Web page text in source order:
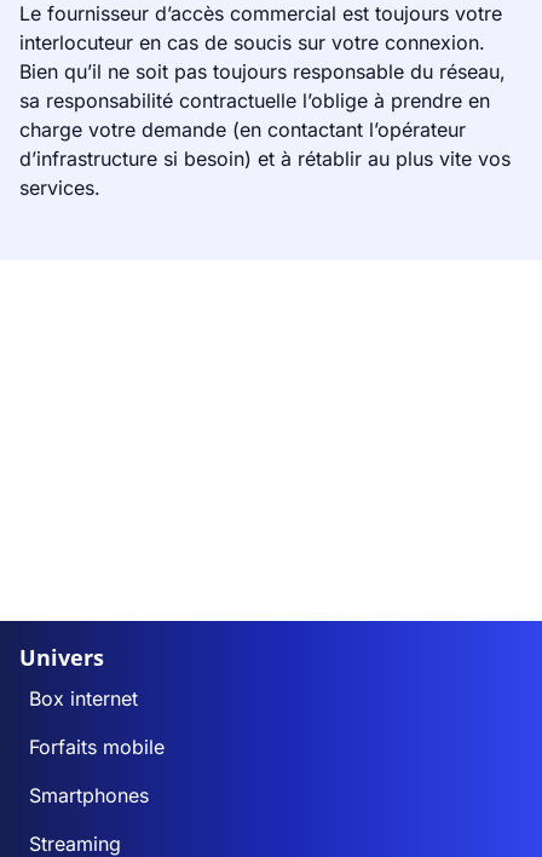
Le fournisseur d’accès commercial est toujours votre
interlocuteur en cas de soucis sur votre connexion.
Bien qu’il ne soit pas toujours responsable du réseau,
sa responsabilité contractuelle l’oblige à prendre en
charge votre demande (en contactant l’opérateur
d’infrastructure si besoin) et à rétablir au plus vite vos
services.
Univers
Box internet
Forfaits mobile
Smartphones
Streaming